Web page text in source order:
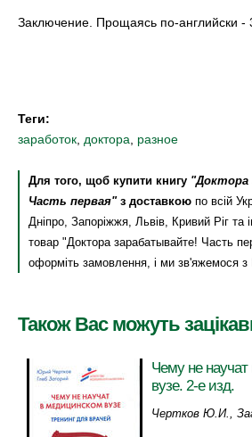
Заключение. Прощаясь по-английски -
Теги:
заработок доктора разное
Для того, щоб купити книгу "Доктора
Часть первая"з доставкою по всій
Дніпро, Запоріжжя, Львів, Кривий Ріг та
товар "Доктора зарабатывайте! Часть
оформіть замовлення, і ми зв'яжемося
Також Вас можуть
Чему не
вузе. 2-е изд.
Чертков Ю.И.,